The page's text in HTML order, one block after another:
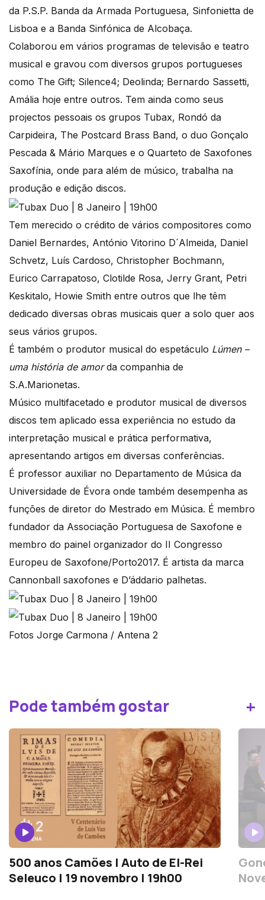
da P.S.P. Banda da Armada Portuguesa, Sinfonietta de
Lisboa e a Banda Sinfónica de Alcobaça.
Colaborou em vários programas de televisão e teatro
musical e gravou com diversos grupos portugueses
como The Gift; Silence4; Deolinda; Bernardo Sassetti,
Amália hoje entre outros. Tem ainda como seus
projectos pessoais os grupos Tubax, Rondó da
Carpideira, The Postcard Brass Band, o duo Gonçalo
Pescada & Mário Marques e o Quarteto de Saxofones
Saxofínia, onde para além de músico, trabalha na
produção e edição discos.
Tem merecido o crédito de vários compositores como
Daniel Bernardes, António Vitorino D´Almeida, Daniel
Schvetz, Luís Cardoso, Christopher Bochmann,
Eurico Carrapatoso, Clotilde Rosa, Jerry Grant, Petri
Keskitalo, Howie Smith entre outros que lhe têm
dedicado diversas obras musicais quer a solo quer aos
seus vários grupos.
É também o produtor musical do espetáculo Lúmen –
uma história de amorda companhia de
S.A.Marionetas.
Músico multifacetado e produtor musical de diversos
discos tem aplicado essa experiência no estudo da
interpretação musical e prática performativa,
apresentando artigos em diversas conferências.
É professor auxiliar no Departamento de Música da
Universidade de Évora onde também desempenha as
funções de diretor do Mestrado em Música. É membro
fundador da Associação Portuguesa de Saxofone e
membro do painel organizador do II Congresso
Europeu de Saxofone/Porto2017. É artista da marca
Cannonball saxofones e D’áddario palhetas.
Fotos Jorge Carmona / Antena 2
Pode também gostar +
500 anos Camões | Auto de El-Rei
Seleuco | 19 novembro | 19h00